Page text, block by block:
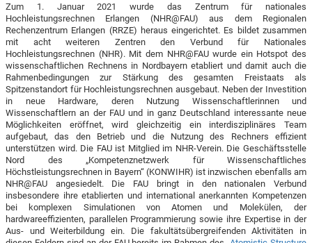
Zum 1. Januar 2021 wurde das Zentrum für nationales
Hochleistungsrechnen Erlangen (NHR@FAU) aus dem Regionalen
Rechenzentrum Erlangen (RRZE) heraus eingerichtet. Es bildet zusammen
mit acht weiteren Zentren den Verbund für Nationales
Hochleistungsrechnen (NHR). Mit dem NHR@FAU wurde ein Hotspot des
wissenschaftlichen Rechnens in Nordbayern etabliert und damit auch die
Rahmenbedingungen zur Stärkung des gesamten Freistaats als
Spitzenstandort für Hochleistungsrechnen ausgebaut. Neben der Investition
in neue Hardware, deren Nutzung Wissenschaftlerinnen und
Wissenschaftlern an der FAU und in ganz Deutschland interessante neue
Möglichkeiten eröffnet, wird gleichzeitig ein interdisziplinäres Team
aufgebaut, das den Betrieb und die Nutzung des Rechners effizient
unterstützen wird. Die FAU ist Mitglied im NHR-Verein. Die Geschäftsstelle
Nord des „Kompetenznetzwerk für Wissenschaftliches
Höchstleistungsrechnen in Bayern“ (KONWIHR) ist inzwischen ebenfalls am
NHR@FAU angesiedelt. Die FAU bringt in den nationalen Verbund
insbesondere ihre etablierten und international anerkannten Kompetenzen
bei komplexen Simulationen von Atomen und Molekülen, der
hardwareeffizienten, parallelen Programmierung sowie ihre Expertise in der
Aus- und Weiterbildung ein. Die fakultätsübergreifenden Aktivitäten in